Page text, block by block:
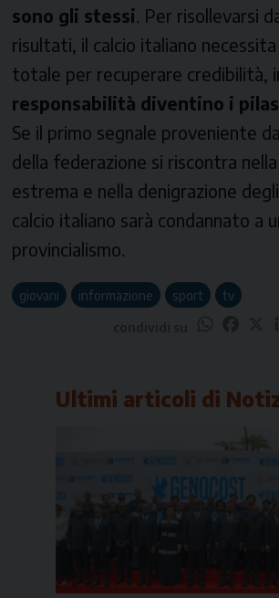
sono gli stessi . Per risollevarsi
risultati, il calcio italiano
totale per recuperare credibilità,
responsabilità diventino i
Se il primo segnale proveniente
della federazione si riscontra
estrema e nella denigrazione
calcio italiano sarà condannato a
provincialismo.
giovani informazione sport tv
Ultimi articoli di